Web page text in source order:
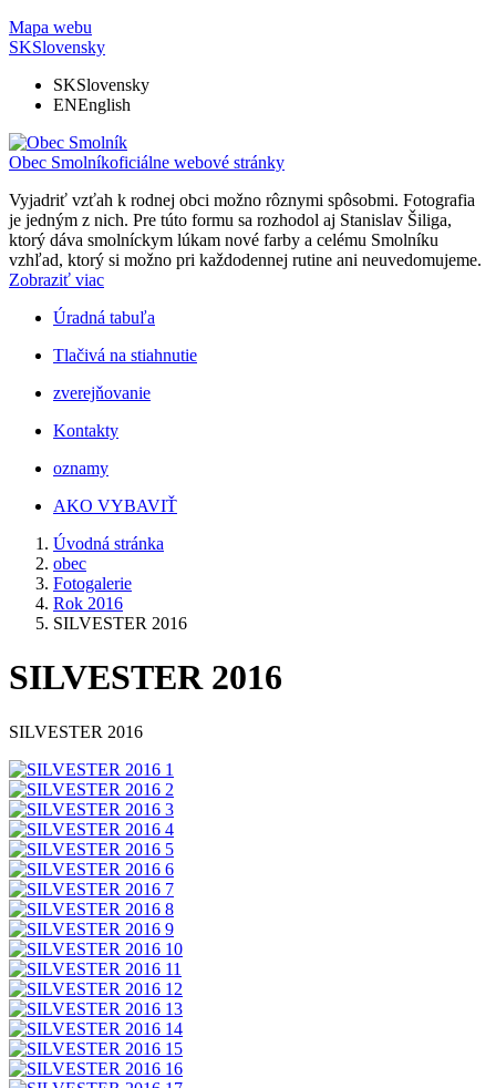
Mapa webu
SKSlovensky
SKSlovensky
ENEnglish
Obec Smolníkoficiálne webové stránky
Vyjadriť vzťah k rodnej obci možno rôznymi spôsobmi. Fotografia
je jedným z nich. Pre túto formu sa rozhodol aj Stanislav Šiliga,
ktorý dáva smolníckym lúkam nové farby a celému Smolníku
vzhľad, ktorý si možno pri každodennej rutine ani neuvedomujeme.
Zobraziť viac
Úradná tabuľa
Tlačivá na stiahnutie
zverejňovanie
Kontakty
oznamy
AKO VYBAVIŤ
Úvodná stránka
obec
Fotogalerie
Rok 2016
SILVESTER 2016
SILVESTER 2016
SILVESTER 2016